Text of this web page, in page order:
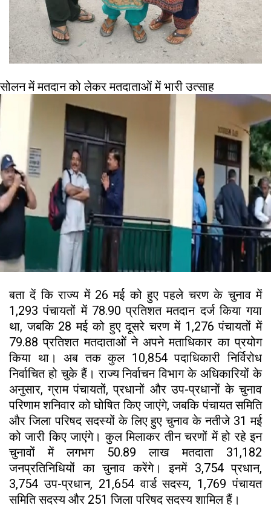
सोलन में मतदान को लेकर मतदाताओं में भारी उत्साह
बता दें कि राज्य में 26 मई को हुए पहले चरण के चुनाव में
1,293 पंचायतों में 78.90 प्रतिशत मतदान दर्ज किया गया
था, जबकि 28 मई को हुए दूसरे चरण में 1,276 पंचायतों में
79.88 प्रतिशत मतदाताओं ने अपने मताधिकार का प्रयोग
किया था। अब तक कुल 10,854 पदाधिकारी निर्विरोध
निर्वाचित हो चुके हैं। राज्य निर्वाचन विभाग के अधिकारियों के
अनुसार, ग्राम पंचायतों, प्रधानों और उप-प्रधानों के चुनाव
परिणाम शनिवार को घोषित किए जाएंगे, जबकि पंचायत समिति
और जिला परिषद सदस्यों के लिए हुए चुनाव के नतीजे 31 मई
को जारी किए जाएंगे। कुल मिलाकर तीन चरणों में हो रहे इन
चुनावों में लगभग 50.89 लाख मतदाता 31,182
जनप्रतिनिधियों का चुनाव करेंगे। इनमें 3,754 प्रधान,
3,754 उप-प्रधान, 21,654 वार्ड सदस्य, 1,769 पंचायत
समिति सदस्य और 251 जिला परिषद सदस्य शामिल हैं।